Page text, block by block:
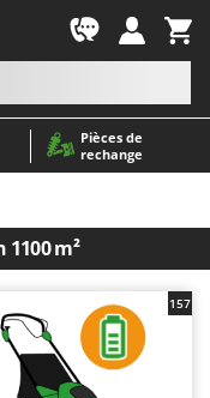
Pièces de
rechange
autoportés
pour tracteur
1100 m²
157